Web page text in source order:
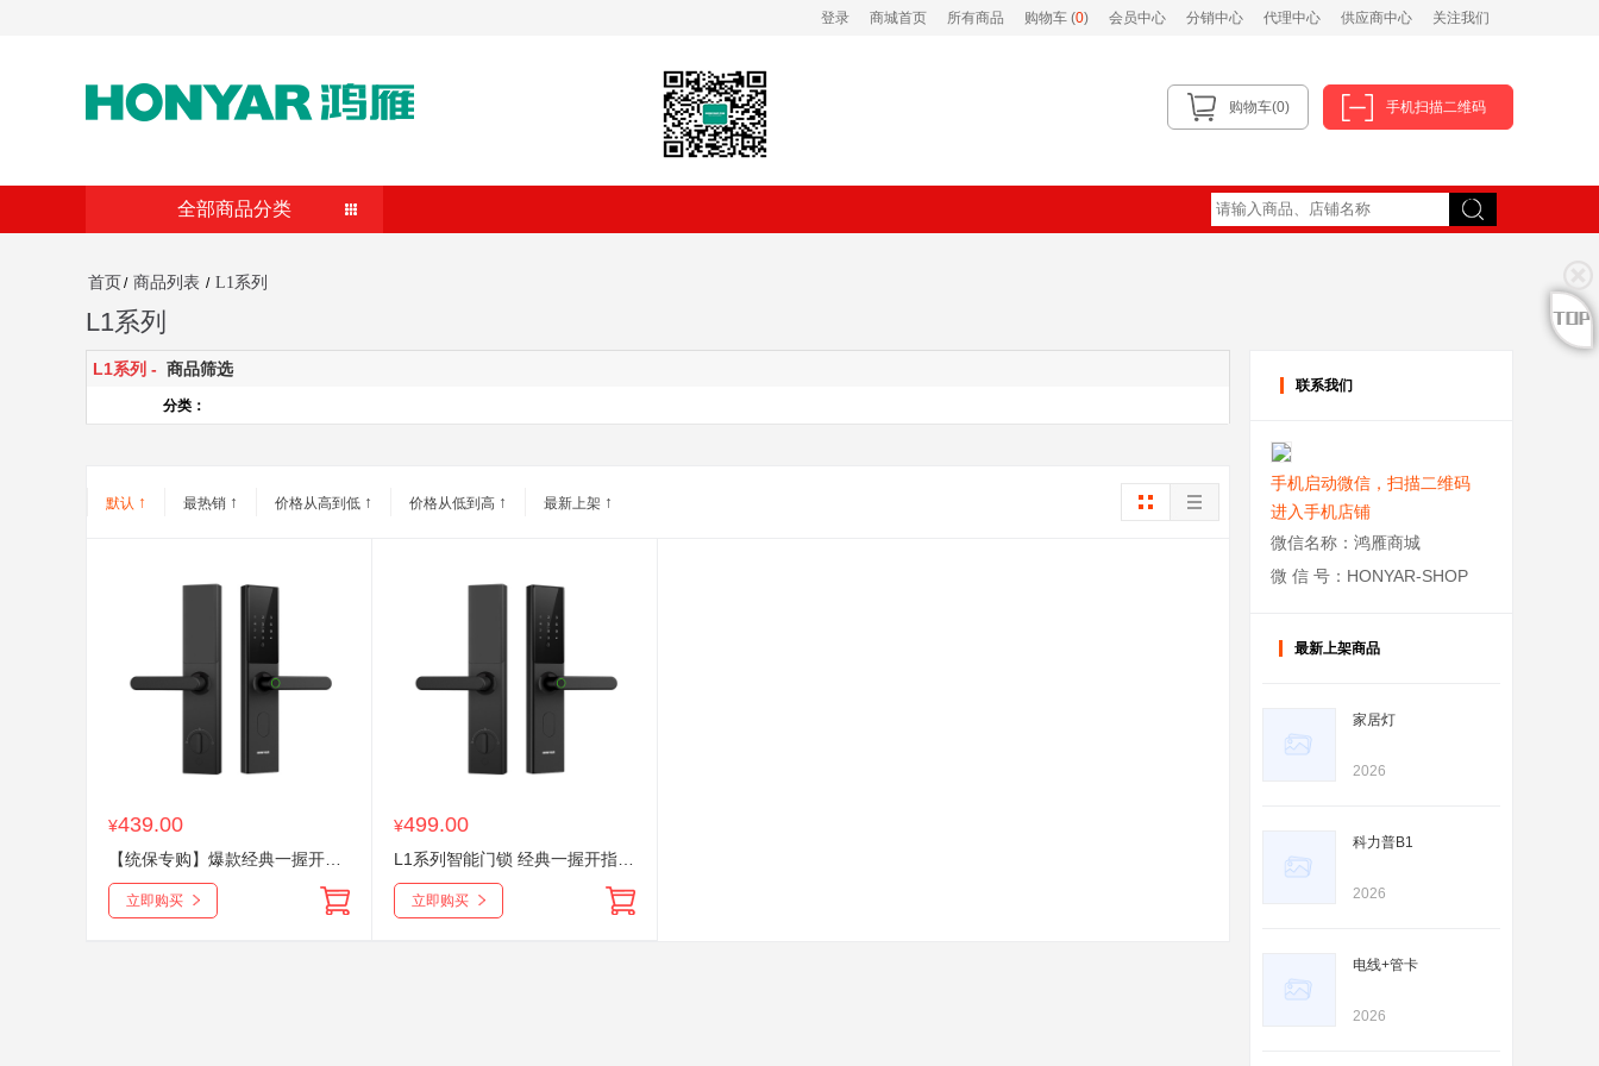
登录 商城首页 所有商品 购物车 (0) 会员中心 分销中心 代理中心 供应商中心 关注我们
购物车(0) 手机扫描二维码
全部商品分类 搜索
首页 / 商品列表 / L1系列
L1系列
L1系列 - 商品筛选
分类：
默认 ↑ 最热销 ↑ 价格从高到低 ↑ 价格从低到高 ↑ 最新上架 ↑
¥439.00
立即购买
¥499.00
立即购买
联系我们
手机启动微信，扫描二维码
进入手机店铺
微信名称：鸿雁商城
微 信 号：HONYAR-SHOP
最新上架商品
家居灯
2026
科力普B1
2026
电线+管卡
2026